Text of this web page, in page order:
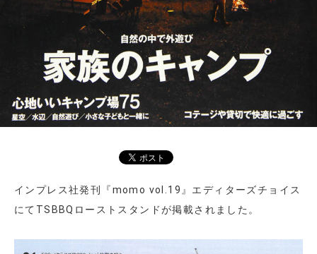
インプレス社発刊『momo vol.19』エディターズチョイス
にてTSBBQローストスタンドが掲載されました。